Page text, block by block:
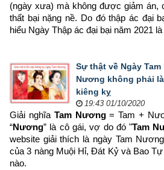
(ngày xưa) mà không được giảm án,
thất bại nặng nề. Do đó thập ác đại
hiểu Ngày Thập ác đại bại năm 2021
Sự thật về Ngày
Nương không phải
kiêng kỵ
19:43 01/10/2020
Giải nghĩa Tam Nương = Tam +
“Nương” là cô gái, vợ do đó "Tam
website giải thích là ngày Tam
của 3 nàng Muội Hỉ, Đát Kỷ và Bao
nào.